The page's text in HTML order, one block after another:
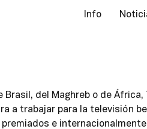
Info
del Maghreb o de
a trabajar para la televisión
e